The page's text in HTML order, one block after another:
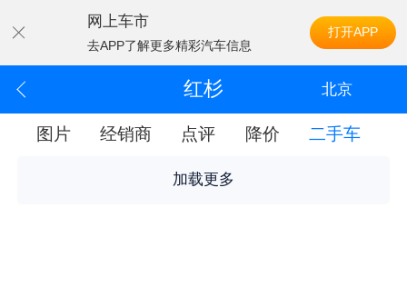
网上车市
去APP了解更多精彩汽车信息
打开APP
红杉 北京
图片 经销商 点评 降价 二手车
加载更多